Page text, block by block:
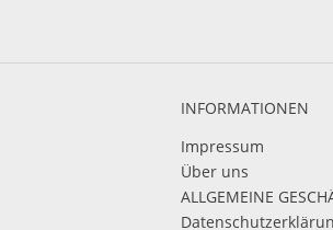
INFORMATIONEN
Impressum
Über uns
ALLGEMEINE